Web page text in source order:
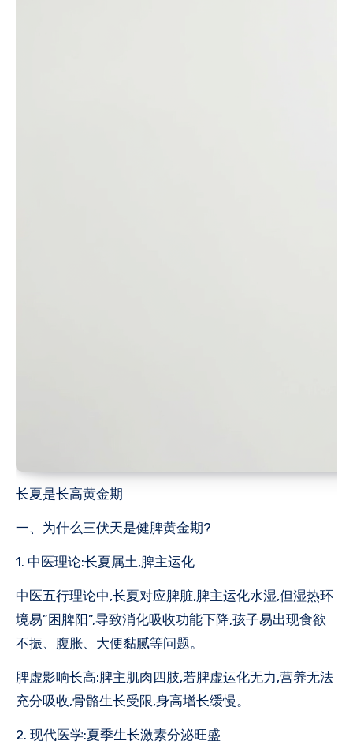
长夏是长高黄金期
一、为什么三伏天是健脾黄金期?
1. 中医理论:长夏属土,脾主运化
中医五行理论中,长夏对应脾脏,脾主运化水湿,但湿热环
境易”困脾阳”,导致消化吸收功能下降,孩子易出现食欲
不振、腹胀、大便黏腻等问题。
脾虚影响长高:脾主肌肉四肢,若脾虚运化无力,营养无法
充分吸收,骨骼生长受限,身高增长缓慢。
2. 现代医学:夏季生长激素分泌旺盛